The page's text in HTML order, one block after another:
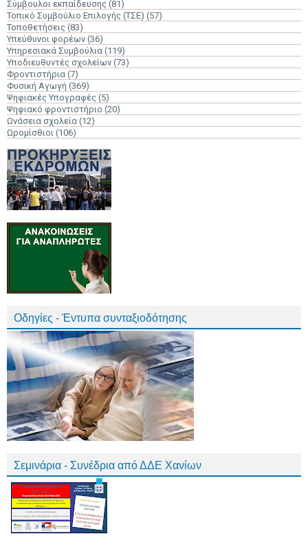
Σύμβουλοι εκπαίδευσης (81)
Τοπικό Συμβούλιο Επιλογής (ΤΣΕ) (57)
Τοποθετήσεις (83)
Υπεύθυνοι φορέων (36)
Υπηρεσιακά Συμβούλια (119)
Υποδιευθυντές σχολείων (73)
Φροντιστήρια (7)
Φυσική Αγωγή (369)
Ψηφιακές Υπογραφές (5)
Ψηφιακό φροντιστήριο (20)
Ωνάσεια σχολεία (12)
Ωρομίσθιοι (106)
Οδηγίες - Έντυπα συνταξιοδότησης
Σεμινάρια - Συνέδρια από ΔΔΕ Χανίων